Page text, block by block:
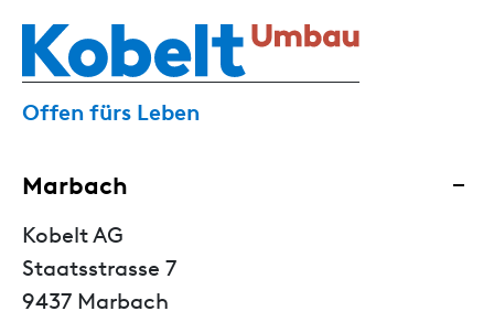
Offen fürs Leben
Marbach
Kobelt AG
Staatsstrasse 7
9437 Marbach